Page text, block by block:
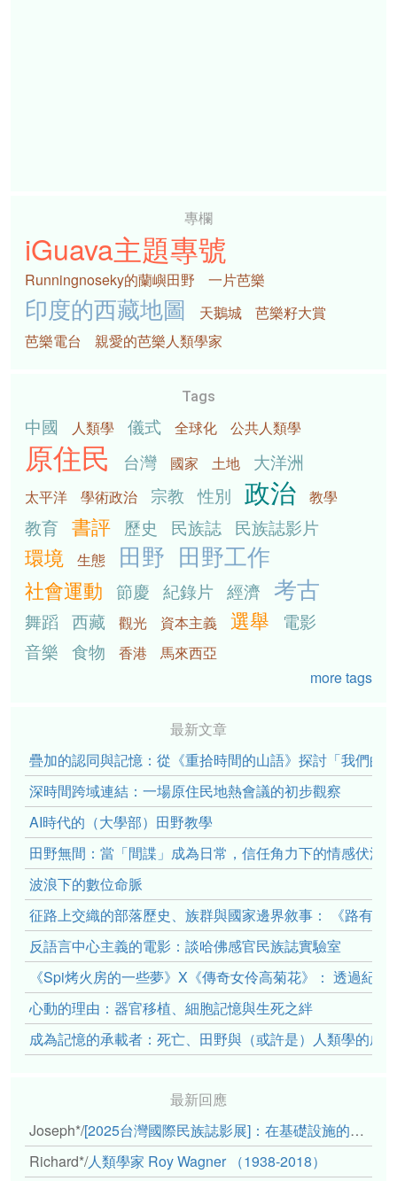
專欄
iGuava主題專號
Runningnoseky的蘭嶼田野 一片芭樂
印度的西藏地圖 天鵝城
芭樂籽大賞
芭樂電台
親愛的芭樂人類學家
Tags
中國 人類學 儀式 全球化 公共人類學
原住民 台灣 國家 土地 大洋洲
太平洋 學術政治 宗教 性別 政治 教學
教育 書評 歷史 民族誌 民族誌影片
環境 生態 田野 田野工作
社會運動 節慶 紀錄片 經濟 考古
舞蹈 西藏 觀光 資本主義 選舉
電影
音樂 食物 香港
馬來西亞
more tags
最新文章
疊加的認同與記憶：從《重拾時間的山語》探討「我們的
深時間跨域連結：一場原住民地熱會議的初步觀察
AI時代的（大學部）田野教學
田野無間：當「間諜」成為日常，信任角力下的情感伏流
波浪下的數位命脈
征路上交織的部落歷史、族群與國家邊界敘事： 《路有
反語言中心主義的電影：談哈佛感官民族誌實驗室
《Spi烤火房的一些夢》X《傳奇女伶高菊花》： 透過紀
心動的理由：器官移植、細胞記憶與生死之絆
成為記憶的承載者：死亡、田野與（或許是）人類學的成
最新回應
Joseph*/[2025台灣國際民族誌影展]：在基礎設施的邊緣，聆聽人的呼吸
Richard*/人類學家 Roy Wagner （1938-2018）